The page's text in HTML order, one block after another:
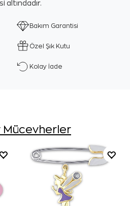
altındadır.
Bakım Garantisi
Özel Şık Kutu
Kolay İade
Mücevherler